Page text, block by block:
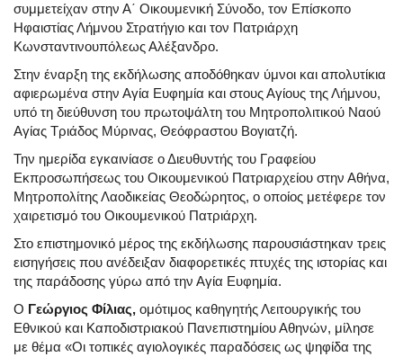
συμμετείχαν στην Α΄ Οικουμενική Σύνοδο, τον Επίσκοπο
Ηφαιστίας Λήμνου Στρατήγιο και τον Πατριάρχη
Κωνσταντινουπόλεως Αλέξανδρο.
Στην έναρξη της εκδήλωσης αποδόθηκαν ύμνοι και απολυτίκια
αφιερωμένα στην Αγία Ευφημία και στους Αγίους της Λήμνου,
υπό τη διεύθυνση του πρωτοψάλτη του Μητροπολιτικού Ναού
Αγίας Τριάδος Μύρινας, Θεόφραστου Βογιατζή.
Την ημερίδα εγκαινίασε ο Διευθυντής του Γραφείου
Εκπροσωπήσεως του Οικουμενικού Πατριαρχείου στην Αθήνα,
Μητροπολίτης Λαοδικείας Θεοδώρητος, ο οποίος μετέφερε τον
χαιρετισμό του Οικουμενικού Πατριάρχη.
Στο επιστημονικό μέρος της εκδήλωσης παρουσιάστηκαν τρεις
εισηγήσεις που ανέδειξαν διαφορετικές πτυχές της ιστορίας και
της παράδοσης γύρω από την Αγία Ευφημία.
Ο Γεώργιος Φίλιας, ομότιμος καθηγητής Λειτουργικής του
Εθνικού και Καποδιστριακού Πανεπιστημίου Αθηνών, μίλησε
με θέμα «Οι τοπικές αγιολογικές παραδόσεις ως ψηφίδα της